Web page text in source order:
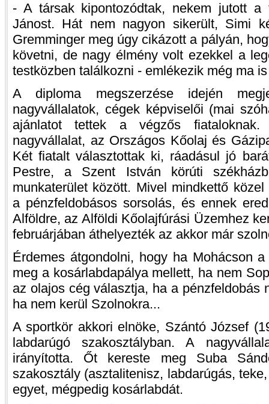
- A társak kipontozódtak, nekem jutott a
Jánost. Hát nem nagyon sikerült, Simi
Gremminger meg úgy cikázott a pályán,
követni, de nagy élmény volt ezekkel a
testközben találkozni - emlékezik még ma
A diploma megszerzése idején
nagyvállalatok, cégek képviselői (mai
ajánlatot tettek a végzős
nagyvállalat, az Országos Kőolaj és
Két fiatalt választottak ki, ráadásul jó
Pestre, a Szent István körúti
munkaterület között. Mivel mindkettő
a pénzfeldobásos sorsolás, és ennek
Alföldre, az Alföldi Kőolajfúrási Üzemhez
februárjában áthelyezték az akkor már
Érdemes átgondolni, hogy ha Mohácson
meg a kosárlabdapálya mellett, ha nem
az olajos cég választja, ha a pénzfeldobás
ha nem kerül Szolnokra...
A sportkör akkori elnöke, Szántó József
labdarúgó szakosztályban. A
irányította. Őt kereste meg Suba
szakosztály (asztalitenisz, labdarúgás,
egyet, mégpedig kosárlabdát.